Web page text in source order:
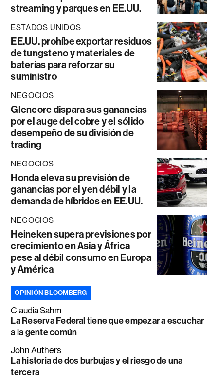
streaming y parques en EE.UU.
ESTADOS UNIDOS
EE.UU. prohíbe exportar residuos
de tungsteno y materiales de
baterías para reforzar su
suministro
NEGOCIOS
Glencore dispara sus ganancias
por el auge del cobre y el sólido
desempeño de su división de
trading
NEGOCIOS
Honda eleva su previsión de
ganancias por el yen débil y la
demanda de híbridos en EE.UU.
NEGOCIOS
Heineken supera previsiones por
crecimiento en Asia y África
pese al débil consumo en Europa
y América
OPINIÓN BLOOMBERG
Claudia Sahm
La Reserva Federal tiene que empezar a escuchar
a la gente común
John Authers
La historia de dos burbujas y el riesgo de una
tercera